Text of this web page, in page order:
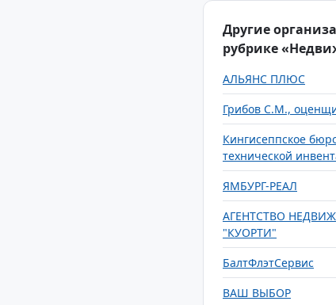
Другие
рубрике
АЛЬЯНС ПЛЮС
Грибов С.М.,
Кингисеппское
технической
ЯМБУРГ-РЕАЛ
АГЕНТСТВО
"КУОРТИ"
БалтФлэтСервис
ВАШ ВЫБОР